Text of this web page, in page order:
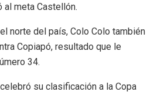
al meta Castellón.
norte del país, Colo Colo también
Copiapó, resultado que le
34.
su clasificación a la Copa